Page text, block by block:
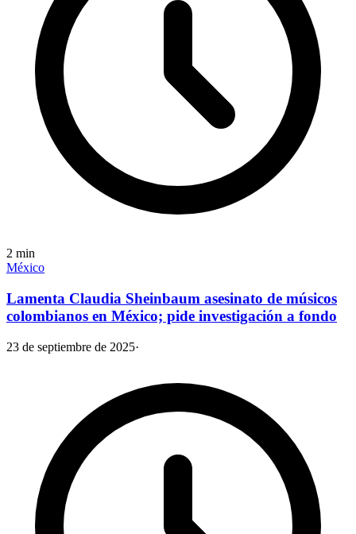
2 min
México
Lamenta Claudia Sheinbaum asesinato de músicos
colombianos en México; pide investigación a fondo
23 de septiembre de 2025·